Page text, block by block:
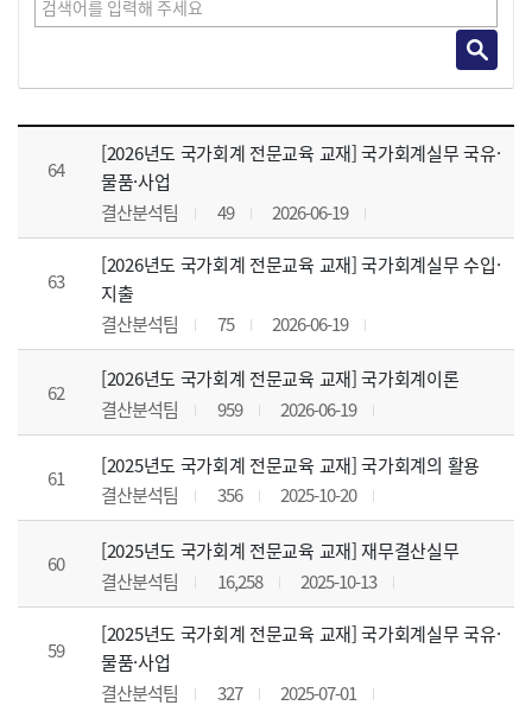
강의자료 목록 으로 번호, 제목, 작성자, 조회수, 등록 일, 첨부파일로 나열 되고 있습니다.
64
[2026년도 국가회계 전문교육 교재] 국가회계실무 국유·
물품·사업
결산분석팀
49 2026-06-19
63
[2026년도 국가회계 전문교육 교재] 국가회계실무 수입·
지출
결산분석팀
75 2026-06-19
62
[2026년도 국가회계 전문교육 교재] 국가회계이론
결산분석팀
959 2026-06-19
61
[2025년도 국가회계 전문교육 교재] 국가회계의 활용
결산분석팀
356 2025-10-20
60
[2025년도 국가회계 전문교육 교재] 재무결산실무
결산분석팀
16,258 2025-10-13
59
[2025년도 국가회계 전문교육 교재] 국가회계실무 국유·
물품·사업
결산분석팀
327 2025-07-01